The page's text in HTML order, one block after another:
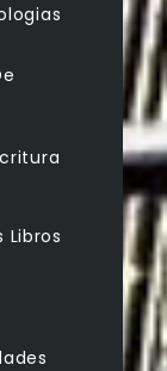
Libros